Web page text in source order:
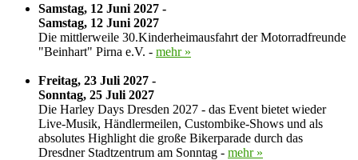
Samstag, 12 Juni 2027 -
Samstag, 12 Juni 2027
Die mittlerweile 30.Kinderheimausfahrt der Motorradfreunde
"Beinhart" Pirna e.V. - mehr »
Freitag, 23 Juli 2027 -
Sonntag, 25 Juli 2027
Die Harley Days Dresden 2027 - das Event bietet wieder
Live-Musik, Händlermeilen, Custombike-Shows und als
absolutes Highlight die große Bikerparade durch das
Dresdner Stadtzentrum am Sonntag - mehr »